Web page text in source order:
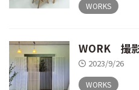
WORKS
WORK 撮
2023/9/26
WORKS